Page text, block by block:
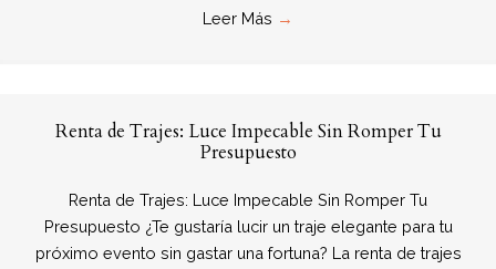
Leer Más →
Renta de Trajes: Luce Impecable Sin Romper Tu
Presupuesto
Renta de Trajes: Luce Impecable Sin Romper Tu
Presupuesto ¿Te gustaría lucir un traje elegante para tu
próximo evento sin gastar una fortuna? La renta de trajes